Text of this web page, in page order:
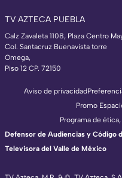
TV AZTECA PUEBLA
Calz Zavaleta 1108, Plaza Centro
Col. Santacruz Buenavista torre
Omega,
Piso 12 CP. 72150
Aviso de privacidad
Promo
Programa de
Defensor de Audiencias y Código
Televisora del Valle de México